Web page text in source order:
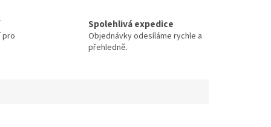
pro
Spolehlivá expedice
Objednávky odesíláme rychle a
přehledně.